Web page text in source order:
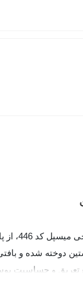
شورت زنانه
نخ و 5٪ الاستین دوخته شده
تعریق و حساسیت